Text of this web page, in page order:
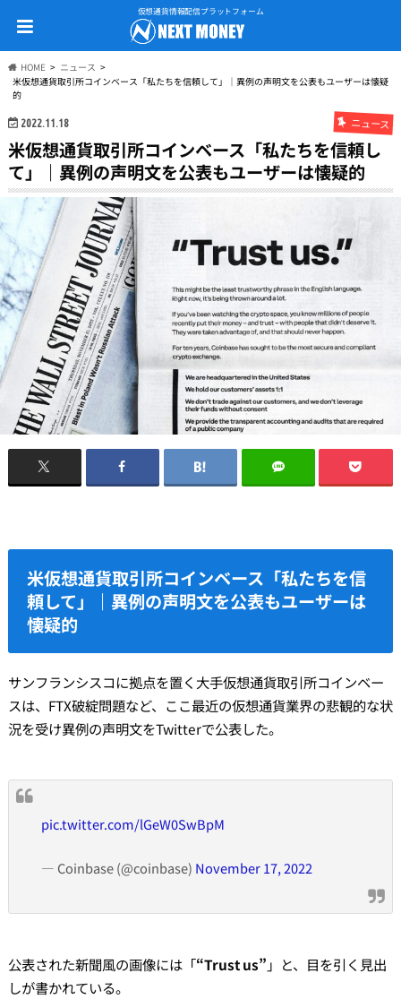
仮想通貨情報配信プラットフォーム
HOME
ニュース
米仮想通貨取引所コインベース「私たちを信頼して」｜異例の声明文を公表もユーザーは懐疑
的
2022.11.18 ニュース
米仮想通貨取引所コインベース「私たちを信頼し
て」｜異例の声明文を公表もユーザーは懐疑的
米仮想通貨取引所コインベース「私たちを信
頼して」｜異例の声明文を公表もユーザーは
懐疑的
サンフランシスコに拠点を置く大手仮想通貨取引所コインベー
スは、FTX破綻問題など、ここ最近の仮想通貨業界の悲観的な状
況を受け異例の声明文をTwitterで公表した。
pic.twitter.com/lGeW0SwBpM
— Coinbase (@coinbase) November 17, 2022
公表された新聞風の画像には「“Trust us” 」と、目を引く見出
しが書かれている。